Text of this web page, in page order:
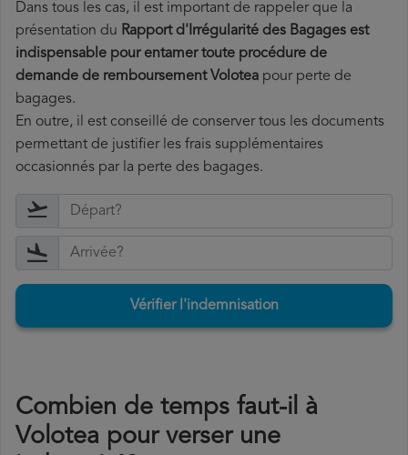
Dans tous les cas, il est important de rappeler que la
présentation du Rapport d'Irrégularité des Bagages est
indispensable pour entamer toute procédure de
demande de remboursement Volotea pour perte de
bagages.
En outre, il est conseillé de conserver tous les documents
permettant de justifier les frais supplémentaires
occasionnés par la perte des bagages.
Vérifier l'indemnisation
Combien de temps faut-il à
Volotea pour verser une